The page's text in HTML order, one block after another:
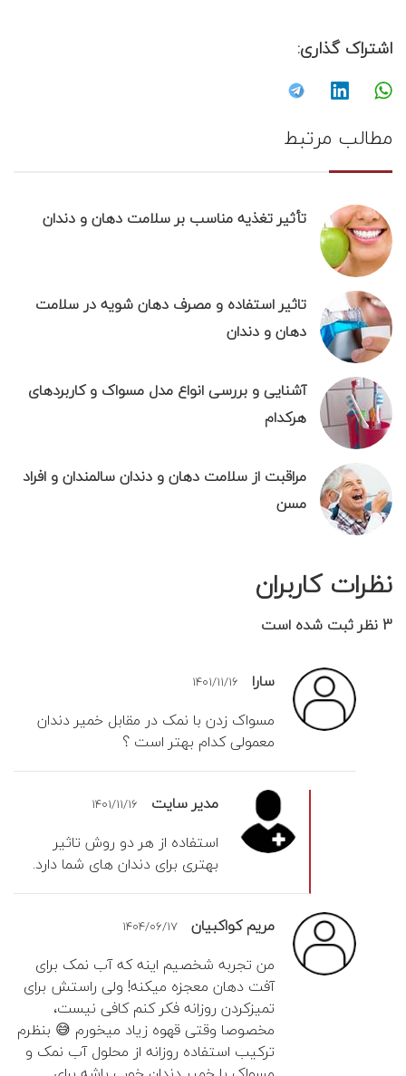
اشتراک گذاری:
مطالب مرتبط
تأثیر تغذیه مناسب بر سلامت دهان و دندان
تاثیر استفاده و مصرف دهان شویه در سلامت
دهان و دندان
آشنایی و بررسی انواع مدل مسواک و کاربردهای
هرکدام
مراقبت از سلامت دهان و دندان سالمندان و افراد
مسن
نظرات کاربران
3 نظر ثبت شده است
سارا 1401/11/16
مسواک زدن با نمک در مقابل خمیر دندان
معمولی کدام بهتر است ؟
مدیر سایت 1401/11/16
استفاده از هر دو روش تاثیر
بهتری برای دندان های شما دارد.
مریم کواکبیان 1404/06/17
من تجربه شخصیم اینه که آب نمک برای
آفت دهان معجزه میکنه! ولی راستش برای
تمیزکردن روزانه فکر کنم کافی نیست،
مخصوصا وقتی قهوه زیاد میخورم 😅 بنظرم
ترکیب استفاده روزانه از محلول آب نمک و